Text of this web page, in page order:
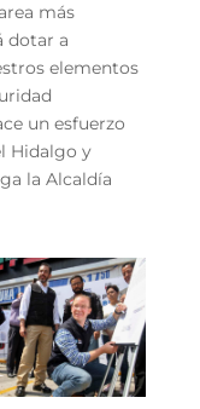
más
dotar a
elementos
un esfuerzo
Hidalgo y
la Alcaldía